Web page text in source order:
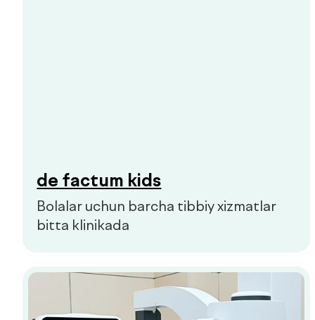
FibroScan 530 — jigar sirrozi va fibrozini
tezkor diagnostika qilish usuli.